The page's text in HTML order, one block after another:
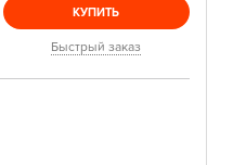
КУПИТЬ
Быстрый заказ